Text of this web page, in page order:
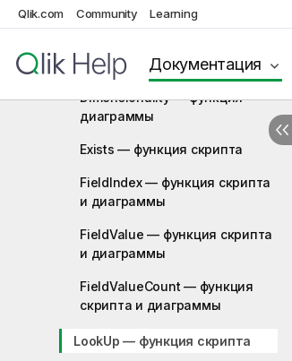
Qlik.com Community Learning
Документация
Bottom — функция диаграммы
Column — функция диаграммы
Dimensionality — функция
диаграммы
Exists — функция скрипта
FieldIndex — функция скриптa
и диаграммы
FieldValue — функция скриптa
и диаграммы
FieldValueCount — функция
скриптa и диаграммы
LookUp — функция скрипта